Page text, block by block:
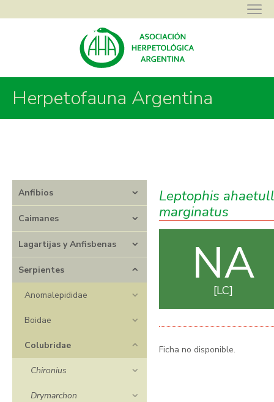
Serpientes>Colubridae> Leptophis >Leptophis ahaetulla
Herpetofauna Argentina
Anfibios
Caimanes
Lagartijas y Anfisbenas
Serpientes
Anomalepididae
Boidae
Colubridae
Chironius
Drymarchon
Leptophis
marginatus
NA
LC
Ficha no disponible.